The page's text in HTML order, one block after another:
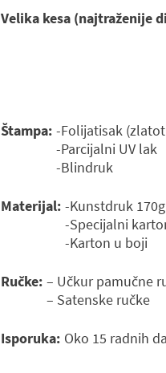
Velika kesa (najtraženije
Štampa: -Folijatisak
-Parcijalni UV lak
-Blindruk
Materijal: -Kunstdruk 170g
-Specijalni
-Karton u boji
Ručke: – Učkur pamučne
– Satenske ručke
Isporuka: Oko 15 radnih